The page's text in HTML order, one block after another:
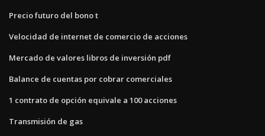
Precio futuro del bono t
Velocidad de internet de comercio de acciones
Mercado de valores libros de inversión pdf
Balance de cuentas por cobrar comerciales
1 contrato de opción equivale a 100 acciones
Transmisión de gas